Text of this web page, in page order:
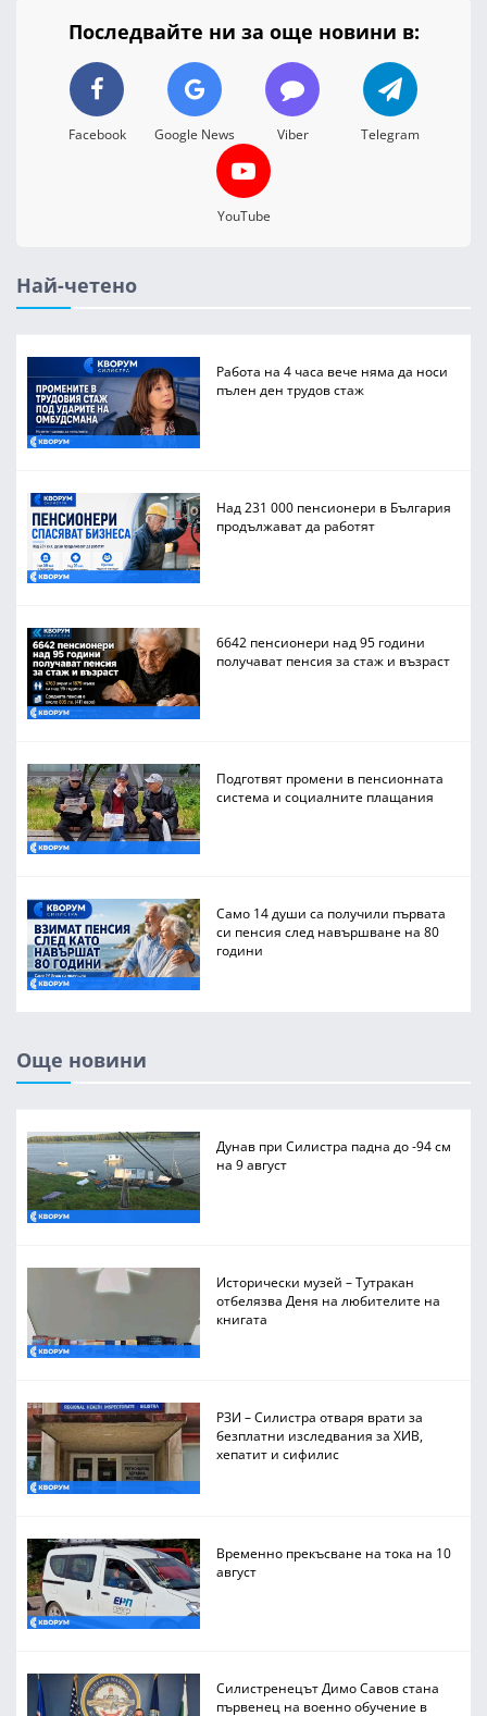
Последвайте ни за още новини в:
Facebook Google News Viber Telegram
YouTube
Най-четено
Работа на 4 часа вече няма да носи
пълен ден трудов стаж
Над 231 000 пенсионери в България
продължават да работят
6642 пенсионери над 95 години
получават пенсия за стаж и възраст
Подготвят промени в пенсионната
система и социалните плащания
Само 14 души са получили първата
си пенсия след навършване на 80
години
Още новини
Дунав при Силистра падна до -94 см
на 9 август
Исторически музей – Тутракан
отбелязва Деня на любителите на
книгата
РЗИ – Силистра отваря врати за
безплатни изследвания за ХИВ,
хепатит и сифилис
Временно прекъсване на тока на 10
август
Силистренецът Димо Савов стана
първенец на военно обучение в